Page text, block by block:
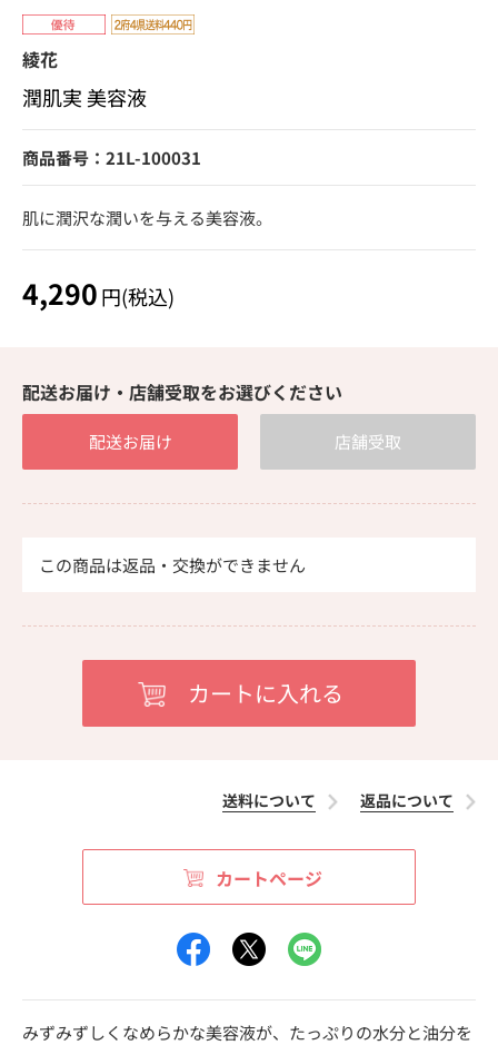
綾花
潤肌実 美容液
商品番号：21L-100031
肌に潤沢な潤いを与える美容液。
4,290円(税込)
配送お届け・店舗受取をお選びください
配送お届け 店舗受取
この商品は返品・交換ができません
送料について 返品について
カートページ
みずみずしくなめらかな美容液が、たっぷりの水分と油分を